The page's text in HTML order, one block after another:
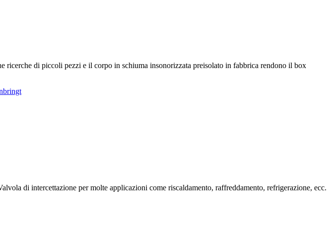
di piccoli pezzi e il corpo in schiuma insonorizzata preisolato in fabbrica rendono il box
di intercettazione per molte applicazioni come riscaldamento, raffreddamento, refrigerazione, ecc.